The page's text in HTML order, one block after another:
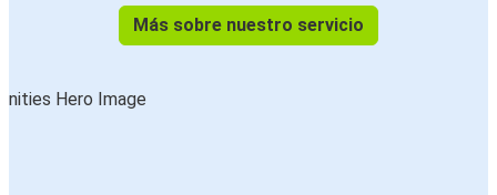
Más sobre nuestro servicio